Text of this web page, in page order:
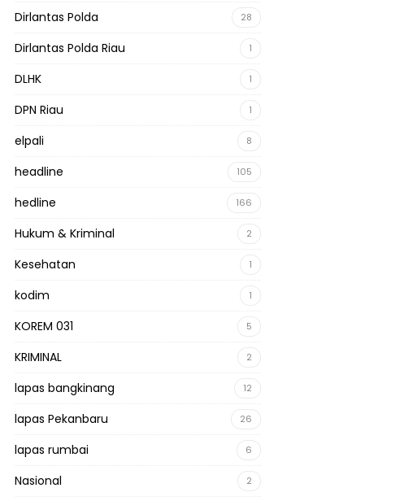
Dirlantas Polda 28
Dirlantas Polda Riau 1
DLHK 1
DPN Riau 1
elpali 8
headline 105
hedline 166
Hukum & Kriminal 2
Kesehatan 1
kodim 1
KOREM 031 5
KRIMINAL 2
lapas bangkinang 12
lapas Pekanbaru 26
lapas rumbai 6
Nasional 2